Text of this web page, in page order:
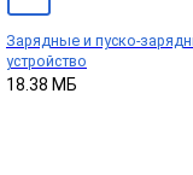
Зарядные и пуско-
устройство
18.38 МБ